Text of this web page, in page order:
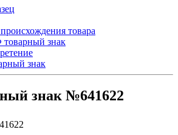
товара
знак
знак
знак №641622